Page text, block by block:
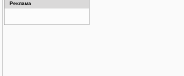
Реклама